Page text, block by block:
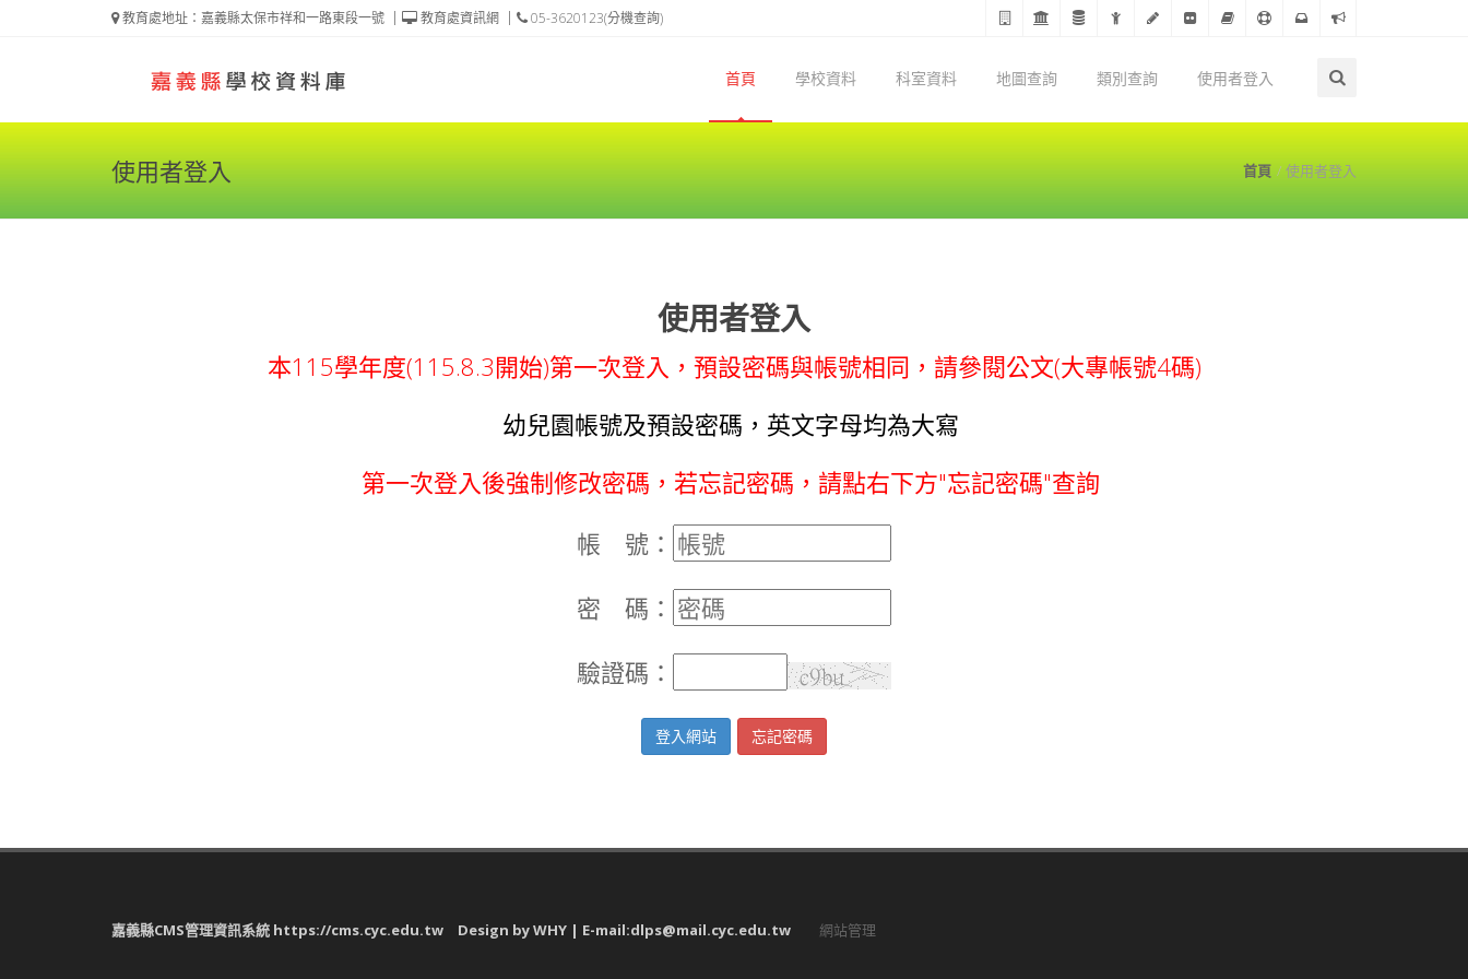
教育處地址：嘉義縣太保市祥和一路東段一號 教育處資訊網 05-3620123(分機查詢)
首頁 學校資料 科室資料 地圖查詢 類別查詢 使用者登入
使用者登入 首頁 使用者登入
使用者登入
本115學年度(115.8.3開始)第一次登入，預設密碼與帳號相同，請參閱公文(大專帳號4碼)
幼兒園帳號及預設密碼，英文字母均為大寫
第一次登入後強制修改密碼，若忘記密碼，請點右下方"忘記密碼"查詢
帳 號：
密 碼：
驗證碼：
登入網站 忘記密碼
嘉義縣CMS管理資訊系統 https://cms.cyc.edu.tw Design by WHY | E-mail:dlps@mail.cyc.edu.tw 網站管理